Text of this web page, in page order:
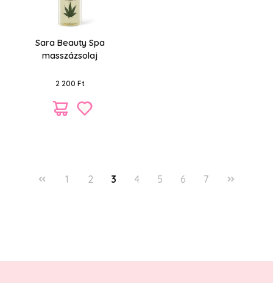
Sara Beauty Spa
masszázsolaj
2 200 Ft
1 2 3 4 5 6 7